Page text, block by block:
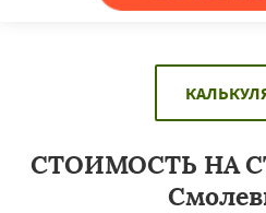
СТОИМОСТЬ НА